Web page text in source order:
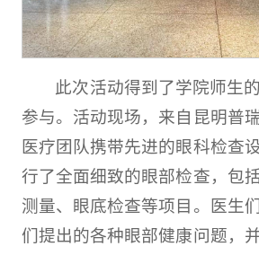
此次活动得到了学院师生
参与。活动现场，来自昆明普
医疗团队携带先进的眼科检查
行了全面细致的眼部检查，包
测量、眼底检查等项目。医生
们提出的各种眼部健康问题，